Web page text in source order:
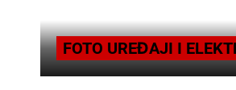
FOTO UREĐAJI I